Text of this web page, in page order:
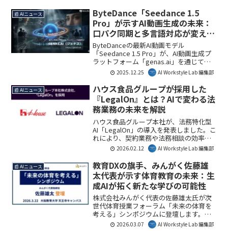
📰 AIニュース
ByteDance「Seedance 1.5
Pro」が示すAI動画生成の未来：
口パク同期と多言語対応が変える
コンテンツ制作の常識
ByteDanceの最新AI動画モデル
「Seedance 1.5 Pro」が、AI動画生成プ
ラットフォーム「genas.ai」を通じて日
本市場に導入されました。音声と映像の
同時生成、ミリ秒単位の口パク自動同期
機能は、動画制作の品質と効率を飛躍的
に向上させます。特に多言語コンテンツ
制作やショートドラマ制作において、新
たな可能性を切り開く画期的な進展で
す。
2025.12.25 AI Workstyle Lab 編集部
📰 AIニュース
ハウス食品グループが採用した
『LegalOn』とは？AIで変わる法
務業務の未来を解説
ハウス食品グループ本社が、法務特化型
AI「LegalOn」の導入を発表しました。こ
れにより、契約業務や法務相談の効率
化、ガバナンス強化が期待されます。大
手企業でのAI活用事例は、多くの企業に
とって法務DX推進の具体的なヒントとな
るでしょう。本記事では、その詳細を解
説します。
2026.02.12 AI Workstyle Lab 編集部
📰 AIニュース
教育DXの旗手、みんがく佐藤雄
太代表が示す体育教育の未来：生
成AIが拓く新たな学びの可能性
株式会社みんがく代表の佐藤雄太氏が次
世代体育授業フォーラム「未来の体育を
考える」シンポジウムに登壇します。本
イベントでは、ICT・XR・教育データを活
2026.03.07 AI Workstyle Lab 編集部